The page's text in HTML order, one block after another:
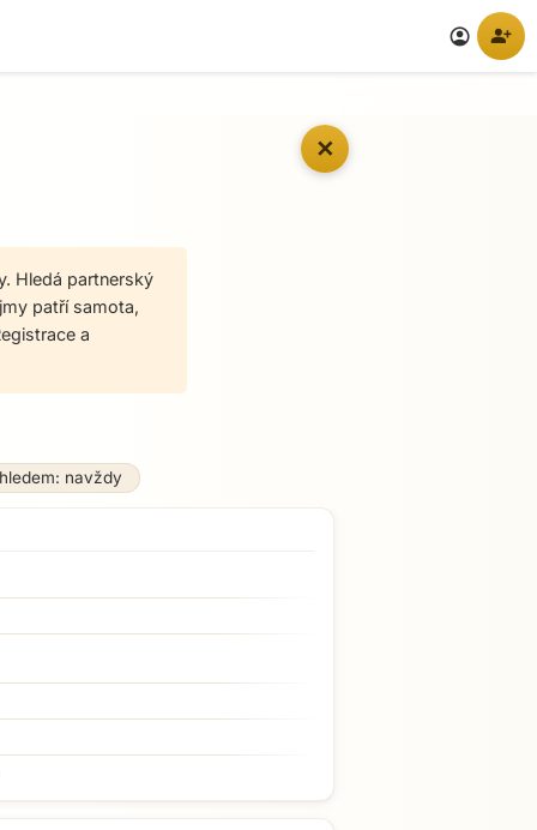
account_circle person_add
✕
Hledá partnerský
patří samota,
a
navždy